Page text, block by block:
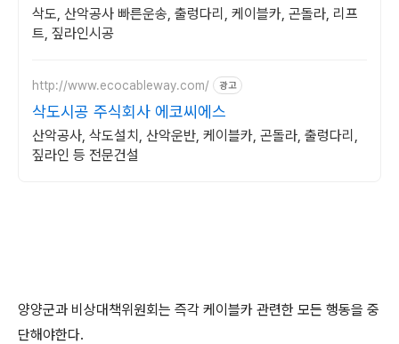
삭도, 산악공사 빠른운송, 출렁다리, 케이블카, 곤돌라, 리프
트, 짚라인시공
http://www.ecocableway.com/ 광고
삭도시공 주식회사 에코씨에스
산악공사, 삭도설치, 산악운반, 케이블카, 곤돌라, 출렁다리,
짚라인 등 전문건설
양양군과 비상대책위원회는 즉각 케이블카 관련한 모든 행동을 중
단해야한다.